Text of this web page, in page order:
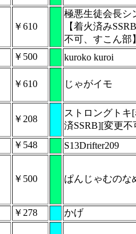
￥610
極悪生徒会長シ
【着火済み
不可、すこん部
￥500 kuroko kuroi
￥610 じゃがイモ
￥208
ストロングトキ
済SSRB][変更不
￥548 S13Drifter209
￥500 ぱんじゃむのな
￥278 かげ